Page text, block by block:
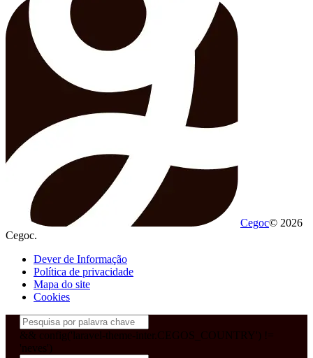
Cegoc© 2026
Cegoc.
Dever de Informação
Política de privacidade
Mapa do site
Cookies
&& config('laravel-theme-inter.CEGOS_COUNTRY') !=
'neves')